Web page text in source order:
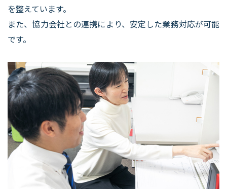
を整えています。
​​​​​​​また、協力会社との連携により、安定した業務対応が可能
です。​​​​​​​